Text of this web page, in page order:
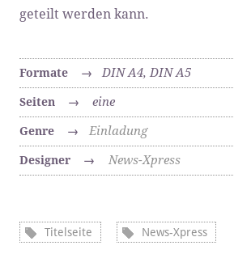
geteilt werden kann.
Formate → DIN A4, DIN A5
Seiten → eine
Genre → Einladung
Designer → News-Xpress
Titelseite News-Xpress